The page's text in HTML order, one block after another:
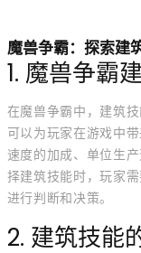
魔兽争霸：探索建
1. 魔兽争霸
在魔兽争霸中，建筑
可以为玩家在游戏中
速度的加成、单位生
择建筑技能时，玩家
进行判断和决策。
2. 建筑技能